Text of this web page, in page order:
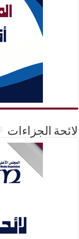
لائحة الجزاءات